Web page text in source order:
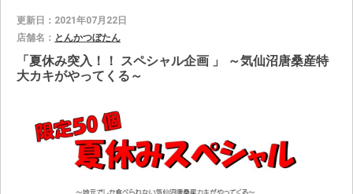
更新日：2021年07月22日
店舗名： とんかつぼたん
「夏休み突入！！ スペシャル企画 」 ～気仙沼唐桑産特
大カキがやってくる～